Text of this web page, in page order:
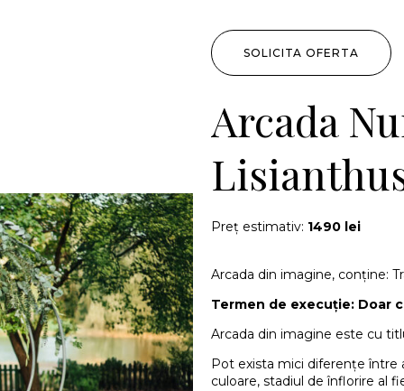
SOLICITA OFERTA
Arcada
Preț estimativ: 1490 lei
Arcada din imagine, conține:
Termen de execuție: Doar
Arcada din imagine este cu
Pot exista mici diferențe între
culoare, stadiul de înflorire al